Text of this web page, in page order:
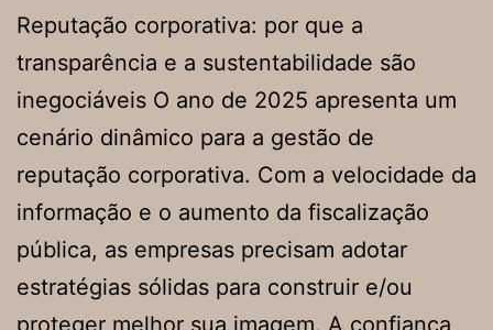
Reputação corporativa: por que a
transparência e a sustentabilidade são
inegociáveis O ano de 2025 apresenta um
cenário dinâmico para a gestão de
reputação corporativa. Com a velocidade da
informação e o aumento da fiscalização
pública, as empresas precisam adotar
estratégias sólidas para construir e/ou
proteger melhor sua imagem. A confiança